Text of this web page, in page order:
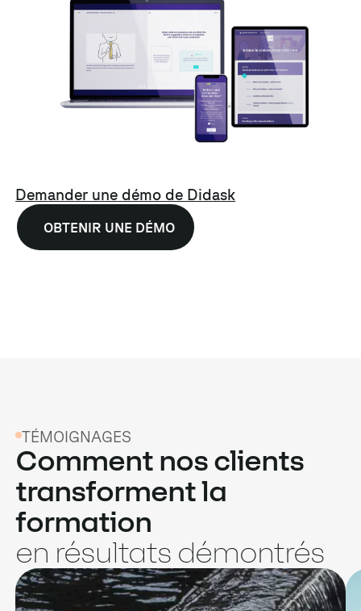
Demander une démo de Didask
OBTENIR UNE DÉMO
TÉMOIGNAGES
Comment nos clients
transforment la
formation
en résultats démontrés